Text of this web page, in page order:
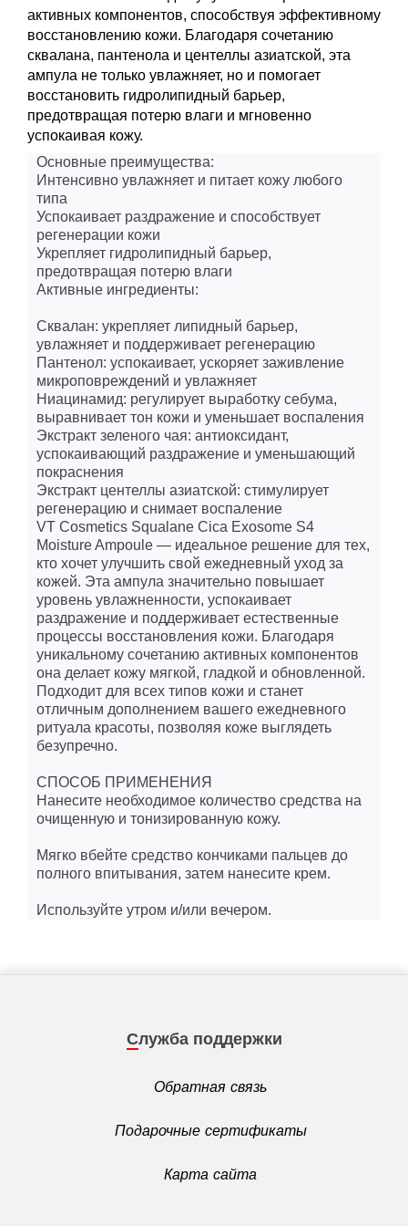
активных компонентов, способствуя эффективному
восстановлению кожи. Благодаря сочетанию
сквалана, пантенола и центеллы азиатской, эта
ампула не только увлажняет, но и помогает
восстановить гидролипидный барьер,
предотвращая потерю влаги и мгновенно
успокаивая кожу.
Основные преимущества:
Интенсивно увлажняет и питает кожу любого
типа
Успокаивает раздражение и способствует
регенерации кожи
Укрепляет гидролипидный барьер,
предотвращая потерю влаги
Активные ингредиенты:
Сквалан: укрепляет липидный барьер,
увлажняет и поддерживает регенерацию
Пантенол: успокаивает, ускоряет заживление
микроповреждений и увлажняет
Ниацинамид: регулирует выработку себума,
выравнивает тон кожи и уменьшает воспаления
Экстракт зеленого чая: антиоксидант,
успокаивающий раздражение и уменьшающий
покраснения
Экстракт центеллы азиатской: стимулирует
регенерацию и снимает воспаление
VT Cosmetics Squalane Cica Exosome S4 ​​
Moisture Ampoule — идеальное решение для тех,
кто хочет улучшить свой ежедневный уход за
кожей. Эта ампула значительно повышает
уровень увлажненности, успокаивает
раздражение и поддерживает естественные
процессы восстановления кожи. Благодаря
уникальному сочетанию активных компонентов
она делает кожу мягкой, гладкой и обновленной.
Подходит для всех типов кожи и станет
отличным дополнением вашего ежедневного
ритуала красоты, позволяя коже выглядеть
безупречно.
СПОСОБ ПРИМЕНЕНИЯ
Нанесите необходимое количество средства на
очищенную и тонизированную кожу.
Мягко вбейте средство кончиками пальцев до
полного впитывания, затем нанесите крем.
Используйте утром и/или вечером.
Служба поддержки
Обратная связь
Подарочные сертификаты
Карта сайта